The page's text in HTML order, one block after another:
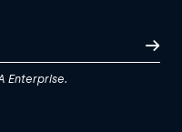
Enterprise.